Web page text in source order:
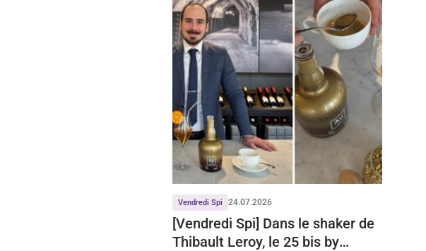
Vendredi Spi 24.07.2026
[Vendredi Spi] Dans le shaker de
Thibault Leroy, le 25 bis by